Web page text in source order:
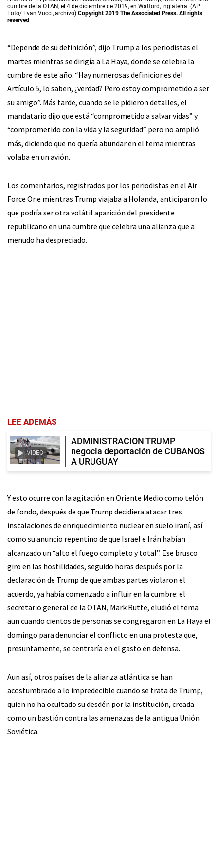
cumbre de la OTAN, el 4 de diciembre de 2019, en Watford, Inglaterra. (AP
Foto/ Evan Vucci, archivo) Copyright 2019 The Associated Press. All rights
reserved
“Depende de su definición”, dijo Trump a los periodistas el
martes mientras se dirigía a La Haya, donde se celebra la
cumbre de este año. “Hay numerosas definiciones del
Artículo 5, lo saben, ¿verdad? Pero estoy comprometido a ser
su amigo”. Más tarde, cuando se le pidieron detalles, el
mandatario dijo que está “comprometido a salvar vidas” y
“comprometido con la vida y la seguridad” pero no amplió
más, diciendo que no quería abundar en el tema mientras
volaba en un avión.
Los comentarios, registrados por los periodistas en el Air
Force One mientras Trump viajaba a Holanda, anticiparon lo
que podría ser otra volátil aparición del presidente
republicano en una cumbre que celebra una alianza que a
menudo ha despreciado.
LEE ADEMÁS
VIDEO
ADMINISTRACION TRUMP
negocia deportación de CUBANOS
A URUGUAY
Y esto ocurre con la agitación en Oriente Medio como telón
de fondo, después de que Trump decidiera atacar tres
instalaciones de enriquecimiento nuclear en suelo iraní, así
como su anuncio repentino de que Israel e Irán habían
alcanzado un “alto el fuego completo y total”. Ese brusco
giro en las hostilidades, seguido horas después por la
declaración de Trump de que ambas partes violaron el
acuerdo, ya había comenzado a influir en la cumbre: el
secretario general de la OTAN, Mark Rutte, eludió el tema
aun cuando cientos de personas se congregaron en La Haya el
domingo para denunciar el conflicto en una protesta que,
presuntamente, se centraría en el gasto en defensa.
Aun así, otros países de la alianza atlántica se han
acostumbrado a lo impredecible cuando se trata de Trump,
quien no ha ocultado su desdén por la institución, creada
como un bastión contra las amenazas de la antigua Unión
Soviética.